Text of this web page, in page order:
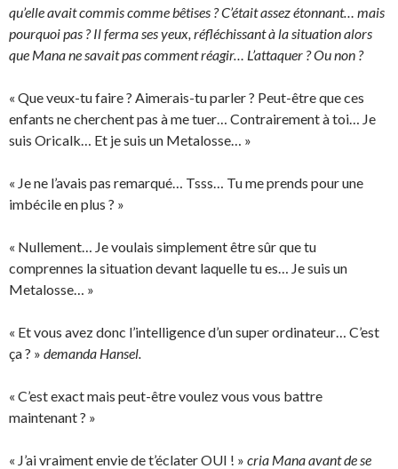
qu’elle avait commis comme bêtises ? C’était assez étonnant… mais
pourquoi pas ? Il ferma ses yeux, réfléchissant à la situation alors
que Mana ne savait pas comment réagir… L’attaquer ? Ou non ?
« Que veux-tu faire ? Aimerais-tu parler ? Peut-être que ces
enfants ne cherchent pas à me tuer… Contrairement à toi… Je
suis Oricalk… Et je suis un Metalosse… »
« Je ne l’avais pas remarqué… Tsss… Tu me prends pour une
imbécile en plus ? »
« Nullement… Je voulais simplement être sûr que tu
comprennes la situation devant laquelle tu es… Je suis un
Metalosse… »
« Et vous avez donc l’intelligence d’un super ordinateur… C’est
ça ? » demanda Hansel.
« C’est exact mais peut-être voulez vous vous battre
maintenant ? »
« J’ai vraiment envie de t’éclater OUI ! » cria Mana avant de se